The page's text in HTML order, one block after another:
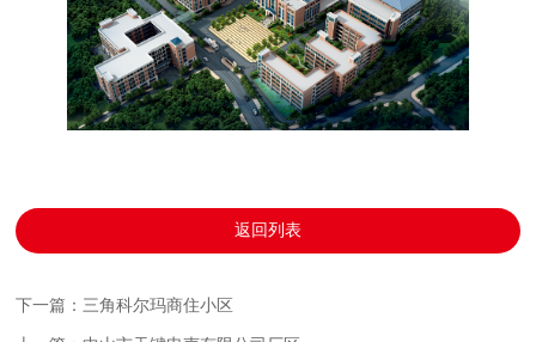
返回列表
下一篇：三角科尔玛商住小区